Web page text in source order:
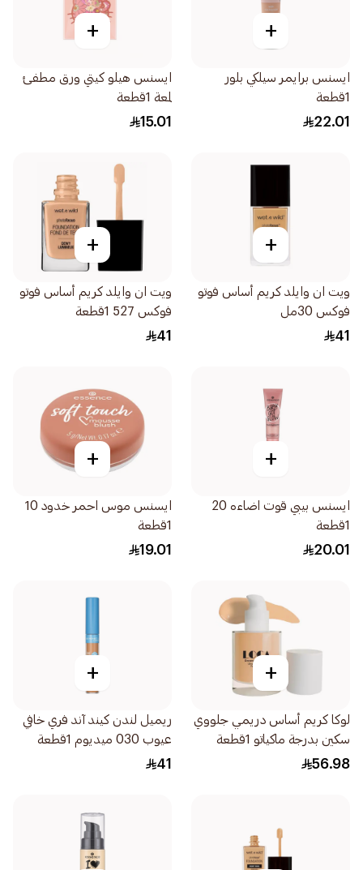
+
ايسنس برايمر سيلكي بلور
1قطعة
22.01
+
ايسنس هيلو كيتي ورق مطفئ
لمعة 1قطعة
15.01
+
ويت ان وايلد كريم أساس فوتو
فوكس 30مل
41
+
ويت ان وايلد كريم أساس فوتو
فوكس 527 1قطعة
41
+
ايسنس بيبي قوت اضاءه 20
1قطعة
20.01
+
ايسنس موس احمر خدود 10
1قطعة
19.01
+
لوكا كريم أساس دريمي جلووي
سكين بدرجة ماكياتو 1قطعة
56.98
+
ريميل لندن كيند آند فري خافي
عيوب 030 ميديوم 1قطعة
41